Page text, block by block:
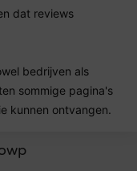
dat reviews
bedrijven als
sommige pagina's
kunnen ontvangen.